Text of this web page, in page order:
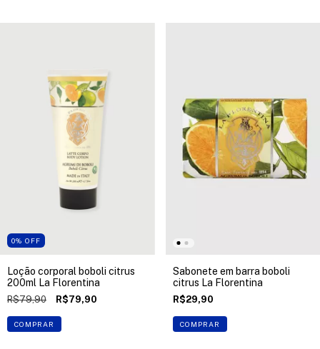
0% OFF
Loção corporal boboli citrus
200ml La Florentina
R$79,90 R$79,90
COMPRAR
Sabonete em barra boboli
citrus La Florentina
R$29,90
COMPRAR